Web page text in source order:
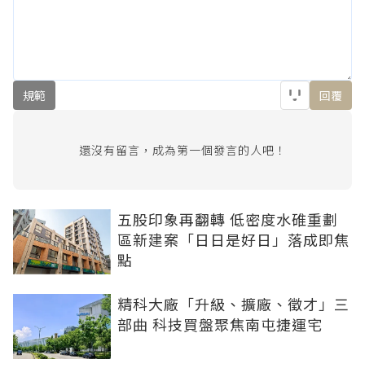
規範 回覆
還沒有留言，成為第一個發言的人吧！
五股印象再翻轉 低密度水碓重劃
區新建案「日日是好日」落成即焦
點
精科大廠「升級、擴廠、徵才」三
部曲 科技買盤聚焦南屯捷運宅